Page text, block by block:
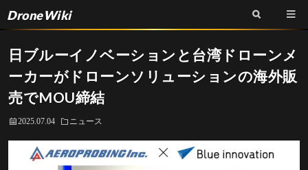
DroneWiki
日ブルーイノベーションと台湾ドローンメ
ーカーがドローンソリューションの海外販
売でMOU締結
2025.07.04 ニュース